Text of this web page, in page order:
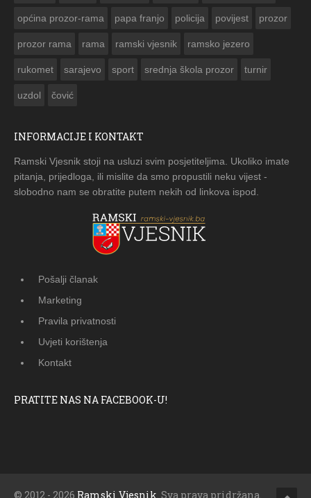
općina prozor-rama papa franjo policija povijest prozor
prozor rama rama ramski vjesnik ramsko jezero
rukomet sarajevo sport srednja škola prozor turnir
uzdol čović
INFORMACIJE I KONTAKT
Ramski Vjesnik stoji na usluzi svim posjetiteljima. Ukoliko imate
pitanja, prijedloga, ili mislite da smo propustili neku vijest -
slobodno nam se obratite putem nekih od linkova ispod.
Pošalji članak
Marketing
Pravila privatnosti
Uvjeti korištenja
Kontakt
PRATITE NAS NA FACEBOOK-U!
© 2012 - 2026 Ramski Vjesnik . Sva prava pridržana.